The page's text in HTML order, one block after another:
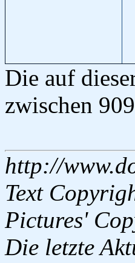
Die auf
zwischen
http://
Text
Pictures'
Die letzte